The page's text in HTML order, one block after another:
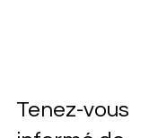
Tenez-vous